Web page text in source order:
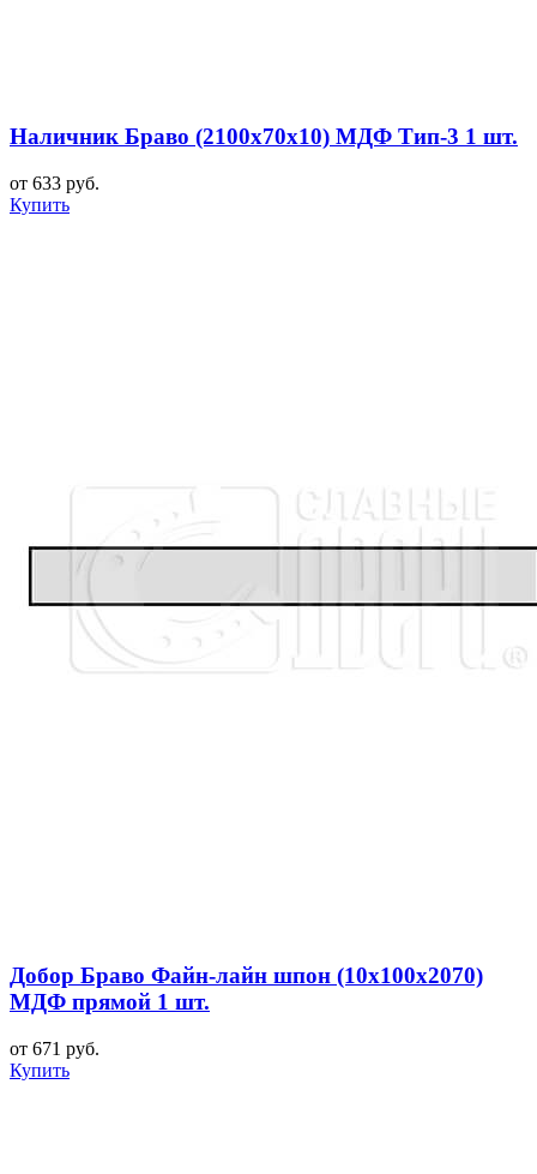
Наличник Браво (2100x70x10) МДФ Тип-3 1 шт.
от 633 руб.
Купить
Добор Браво Файн-лайн шпон (10х100х2070)
МДФ прямой 1 шт.
от 671 руб.
Купить